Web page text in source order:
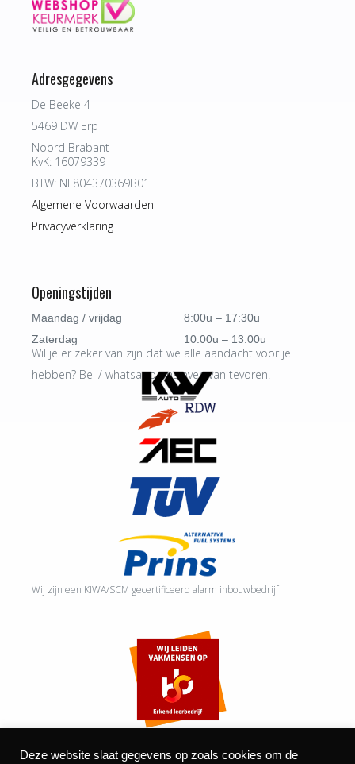
Adresgegevens
De Beeke 4
5469 DW Erp
Noord Brabant
KvK: 16079339
BTW: NL804370369B01
Algemene Voorwaarden
Privacyverklaring
Openingstijden
Maandag / vrijdag
8:00u – 17:30u
Zaterdag
10:00u – 13:00u
Wil je er zeker van zijn dat we alle aandacht voor je
hebben? Bel / whatsapp ons even van tevoren.
Wij zijn een KIWA/SCM gecertificeerd alarm inbouwbedrijf
Deze website slaat gegevens op zoals cookies om de